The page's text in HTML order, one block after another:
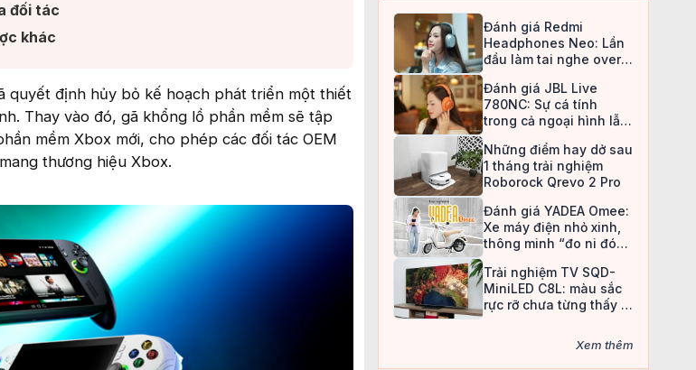
đối tác​
khác​
quyết định hủy bỏ kế hoạch phát triển một thiết
Thay vào đó, gã khổng lồ phần mềm sẽ tập
mềm Xbox mới, cho phép các đối tác OEM
thương hiệu Xbox.
Đánh giá Redmi
Headphones Neo: Lần
đầu làm tai nghe over-
an toàn
Đánh giá JBL Live
780NC: Sự cá tính
trong cả ngoại hình lẫn
Những điểm hay dở sau
1 tháng trải nghiệm
Roborock Qrevo 2 Pro
Đánh giá YADEA Omee:
Xe máy điện nhỏ xinh,
thông minh “đo ni đóng
Trải nghiệm TV SQD-
MiniLED C8L: màu sắc
rực rỡ chưa từng thấy ở
Xem thêm